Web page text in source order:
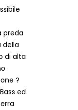
preda
della
di alta
?
ed